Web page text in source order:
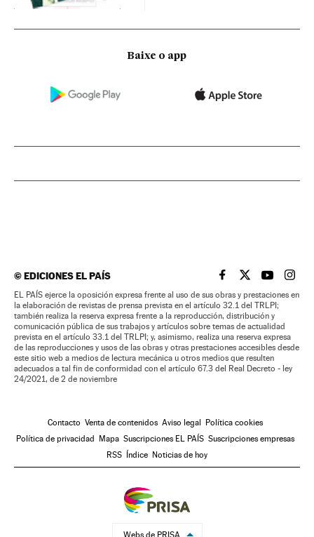
Baixe o app
©EDICIONES EL PAÍS EL PAÍS BRASIL EN
EL PAÍSEL PAÍS
EL
EL PAÍS ejerce la oposición expresa frente al uso de sus obras y prestaciones en
la elaboración de revistas de prensa prevista en el artículo 32.1 del TRLPI;
también realiza la reserva expresa frente a la reproducción, distribución y
comunicación pública de sus trabajos y artículos sobre temas de actualidad
prevista en el artículo 33.1 del TRLPI; y, asimismo, realiza una reserva expresa
de las reproducciones y usos de las obras y otras prestaciones accesibles desde
este sitio web a medios de lectura mecánica u otros medios que resulten
adecuados a tal fin de conformidad con el artículo 67.3 del Real Decreto - ley
24/2021, de 2 de noviembre
Contacto Venta de contenidos Aviso legal
Política cookies
Política de privacidad
Mapa Suscripciones EL PAÍS Suscripciones empresas
RSS
Índice Noticias de hoy
Webs de PRISA